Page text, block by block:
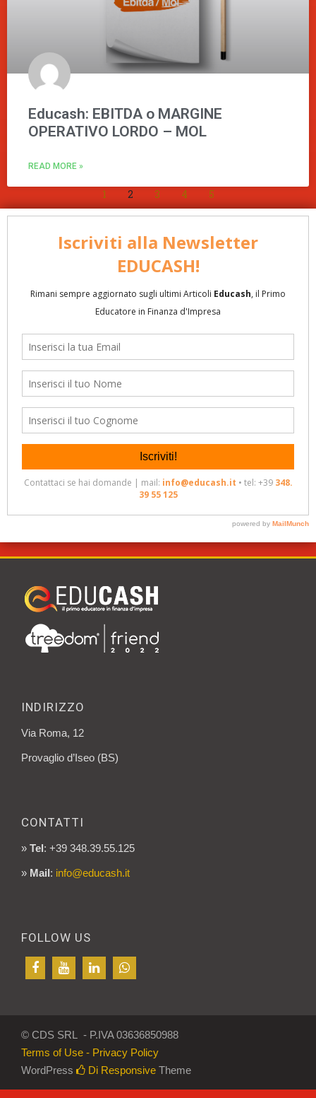
Educash: EBITDA o MARGINE
OPERATIVO LORDO – MOL
READ MORE »
1 2 3 4 5
INDIRIZZO
Via Roma, 12
Provaglio d’Iseo (BS)
CONTATTI
» Tel: +39 348.39.55.125
» Mail: info@educash.it
FOLLOW US
© CDS SRL - P.IVA 03636850988
Terms of Use - Privacy Policy
WordPress
Di Responsive Theme